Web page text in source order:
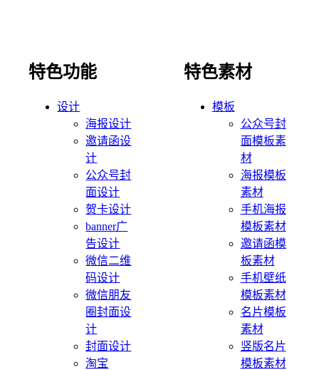
特色功能
设计
海报设计
邀请函设
计
公众号封
面设计
贺卡设计
banner广
告设计
微信二维
码设计
微信朋友
圈封面设
计
封面设计
淘宝
特色素材
模板
公众号封
面模板素
材
海报模板
素材
手机海报
模板素材
邀请函模
板素材
手机壁纸
模板素材
名片模板
素材
竖版名片
模板素材